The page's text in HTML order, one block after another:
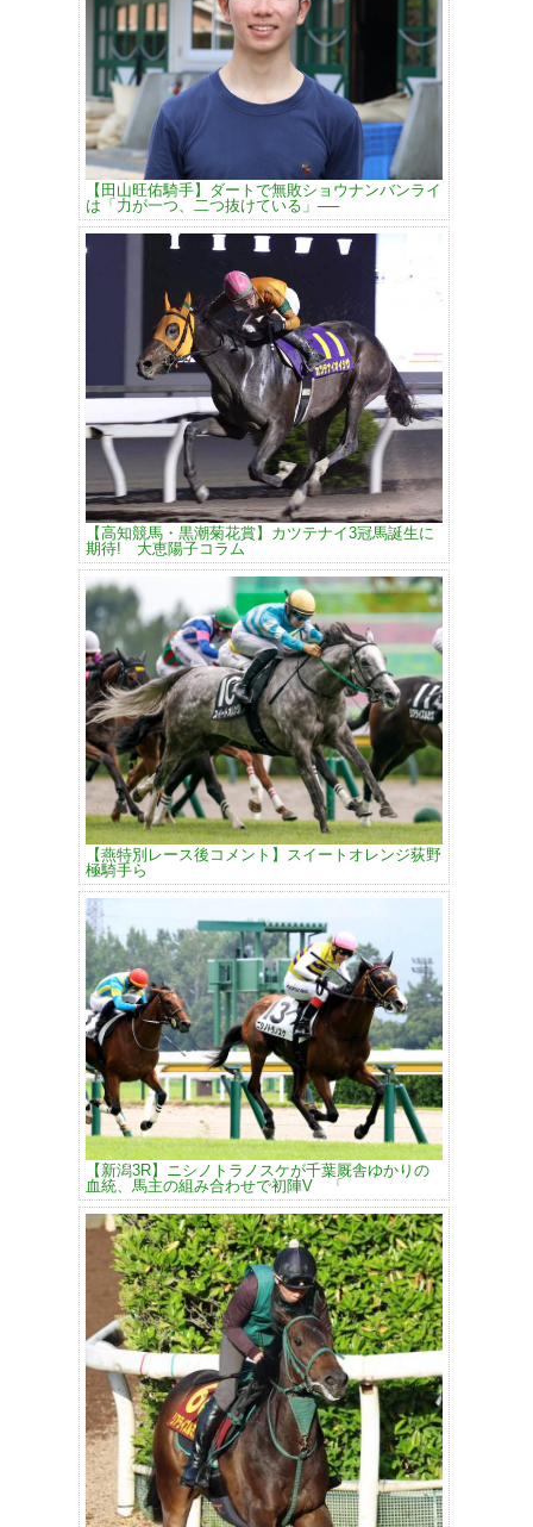
【田山旺佑騎手】ダートで無敗ショウナンバンライ
は「力が一つ、二つ抜けている」──
【高知競馬・黒潮菊花賞】カツテナイ3冠馬誕生に
期待! 大恵陽子コラム
【燕特別レース後コメント】スイートオレンジ荻野
極騎手ら
【新潟3R】ニシノトラノスケが千葉厩舎ゆかりの
血統、馬主の組み合わせで初陣V 「